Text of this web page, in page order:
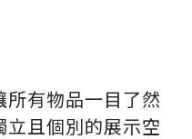
有物品一目了然
立且個別的展示空